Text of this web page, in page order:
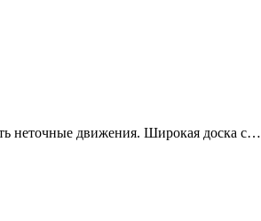
неточные движения. Широкая доска с…